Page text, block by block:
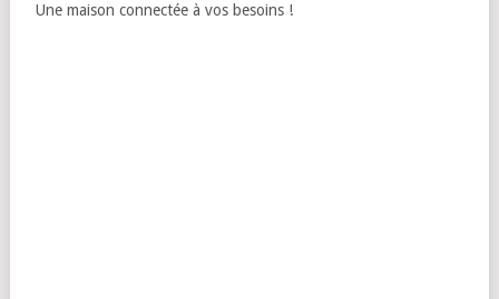
Une maison connectée à vos besoins !